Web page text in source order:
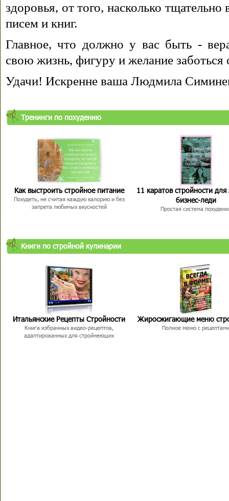
здоровья, от того, насколько
писем и книг.
Главное, что должно у вас быть -
свою жизнь, фигуру и желание заботься
Удачи! Искренне ваша Людмила
Тренинги по похудению
Как выстроить стройное питание
Похудеть, не считая каждую калорию и без
запрета любимых вкусностей
11 каратов стройности для
бизнес-леди
Простая система
Книги по стройной кулинарии
Итальянские Рецепты Стройности
Книга избранных видео-рецептов,
адаптированных для стройнеющих
Жиросжигающие меню
Полное меню с рецептами